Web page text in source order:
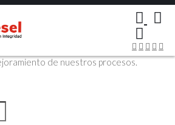
sus comentarios, sus opiniones son muy
de nuestros procesos.